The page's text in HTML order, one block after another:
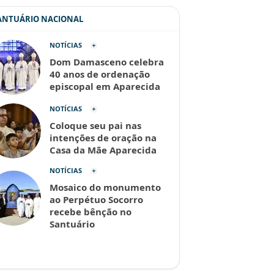
NACIONAL
NOTÍCIAS
Dom Damasceno celebra
40 anos de ordenação
episcopal em Aparecida
NOTÍCIAS
Coloque seu pai nas
intenções de oração na
Casa da Mãe Aparecida
NOTÍCIAS
Mosaico do monumento
ao Perpétuo Socorro
recebe bênção no
Santuário